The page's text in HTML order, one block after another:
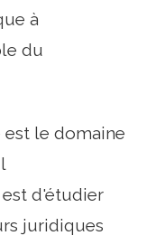
à
du
le domaine
d'étudier
juridiques